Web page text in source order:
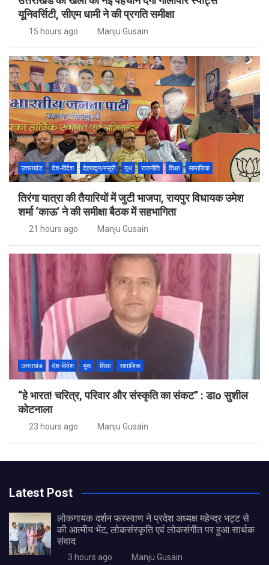
यूनिवर्सिटी, सीएम धामी ने की प्रगति समीक्षा
15 hours ago Manju Gusain
उत्तराखंड देश-विदेश देहरादून/मसूरी यूथ राजनीति शिक्षा सामाजिक
तिरंगा यात्रा की तैयारियों में जुटी भाजपा, रायपुर विधायक उमेश
शर्मा ‘काऊ’ ने की समीक्षा बैठक में सहभागिता
21 hours ago Manju Gusain
उत्तराखंड देश-विदेश यूथ शिक्षा सामाजिक
“हे भारत! चरित्र, परिवार और संस्कृति का संकट” : डाo सुशील
कोटनाला
23 hours ago Manju Gusain
Latest Post
लोकगायक दर्शन फरस्वाण ने प्रदेश अध्यक्ष महेन्द्र भट्ट से
की आत्मीय भेंट, लोकसंस्कृति एवं लोकसंगीत पर हुआ सार्थक
संवाद
3 hours ago Manju Gusain